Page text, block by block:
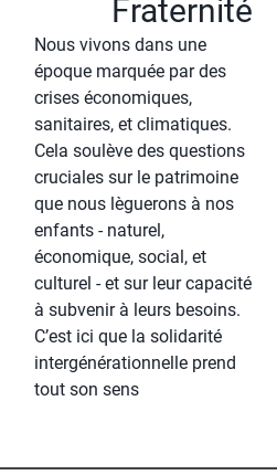
Fraternité
Nous vivons dans une
époque marquée par des
crises économiques,
sanitaires, et climatiques.
Cela soulève des questions
cruciales sur le patrimoine
que nous lèguerons à nos
enfants - naturel,
économique, social, et
culturel - et sur leur capacité
à subvenir à leurs besoins.
C’est ici que la solidarité
intergénérationnelle prend
tout son sens